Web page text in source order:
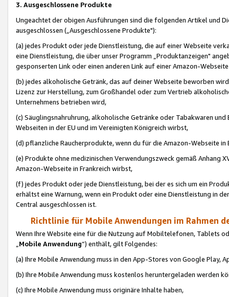
3. Ausgeschlossene Produkte
Ungeachtet der obigen Ausführungen sind die folgenden Artikel und
ausgeschlossen („Ausgeschlossene Produkte"):
(a) jedes Produkt oder jede Dienstleistung, die auf einer Webseite
eine Dienstleistung, die über unser Programm „Produktanzeigen"
gesponserten Link oder einen anderen Link auf einer Amazon-
(b) jedes alkoholische Getränk, das auf deiner Webseite beworben
Lizenz zur Herstellung, zum Großhandel oder zum Vertrieb
Unternehmens betrieben wird,
(c) Säuglingsnahruhrung, alkoholische Getränke oder Tabakwaren
Webseiten in der EU und im Vereinigten Königreich wirbst,
(d) pflanzliche Raucherprodukte, wenn du für die Amazon-Webseite in
(e) Produkte ohne medizinischen Verwendungszweck gemäß Anhang
Amazon-Webseite in Frankreich wirbst,
(f) jedes Produkt oder jede Dienstleistung, bei der es sich um ein
erhältst eine Warnung, wenn ein Produkt oder eine Dienstleistung in
Central ausgeschlossen ist.
Richtlinie für Mobile Anwendungen im Rahmen
Wenn Ihre Website eine für die Nutzung auf Mobiltelefonen, Tablets
„Mobile Anwendung“) enthält, gilt Folgendes:
(a) Ihre Mobile Anwendung muss in den App-Stores von Google Play,
(b) Ihre Mobile Anwendung muss kostenlos heruntergeladen werden
(c) Ihre Mobile Anwendung muss originäre Inhalte haben,